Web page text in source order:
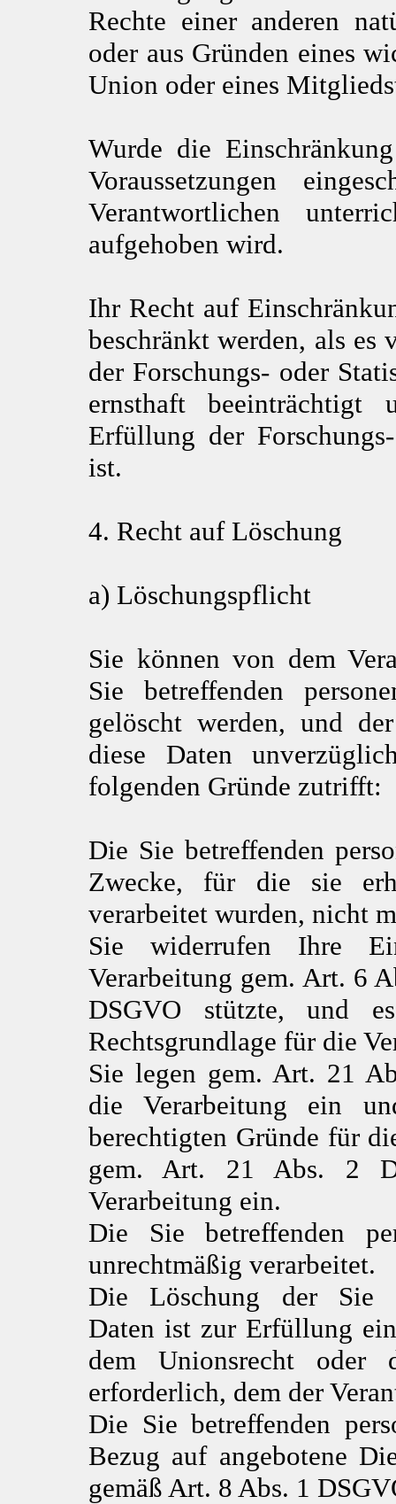
Rechte einer anderen
oder aus Gründen eines
Union oder eines
Wurde die
Voraussetzungen
Verantwortlichen
aufgehoben wird.
Ihr Recht auf
beschränkt werden, als
der Forschungs- oder
ernsthaft
Erfüllung der
ist.
4. Recht auf Löschung
a) Löschungspflicht
Sie können von dem
Sie betreffenden
gelöscht werden, und
diese Daten
folgenden Gründe zutrifft:
Die Sie betreffenden
Zwecke, für die sie
verarbeitet wurden, nicht
Sie widerrufen Ihre
Verarbeitung gem. Art. 6
DSGVO stützte, und
Rechtsgrundlage für die
Sie legen gem. Art. 21
die Verarbeitung ein
berechtigten Gründe für
gem. Art. 21 Abs. 2
Verarbeitung ein.
Die Sie betreffenden
unrechtmäßig verarbeitet.
Die Löschung der Sie
Daten ist zur Erfüllung
dem Unionsrecht oder
erforderlich, dem der
Die Sie betreffenden
Bezug auf angebotene
gemäß Art. 8 Abs. 1